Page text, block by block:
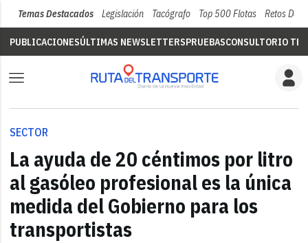
Temas Destacados Legislación Tacógrafo Top 500 Flotas Retos Del
PUBLICACIONESÚLTIMAS NEWSLETTERSPRUEBASCONSULTORIO
SECTOR
La ayuda de 20 céntimos por litro
al gasóleo profesional es la única
medida del Gobierno para los
transportistas